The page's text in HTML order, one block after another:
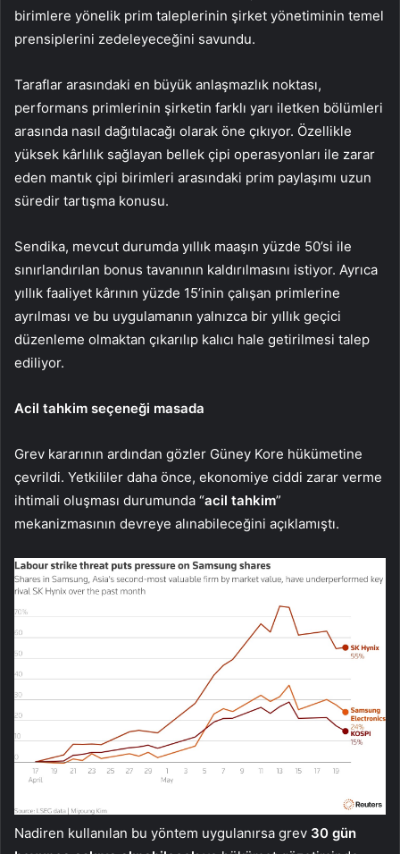
birimlere yönelik prim taleplerinin şirket yönetiminin temel
prensiplerini zedeleyeceğini savundu.
Taraflar arasındaki en büyük anlaşmazlık noktası,
performans primlerinin şirketin farklı yarı iletken bölümleri
arasında nasıl dağıtılacağı olarak öne çıkıyor. Özellikle
yüksek kârlılık sağlayan bellek çipi operasyonları ile zarar
eden mantık çipi birimleri arasındaki prim paylaşımı uzun
süredir tartışma konusu.
Sendika, mevcut durumda yıllık maaşın yüzde 50’si ile
sınırlandırılan bonus tavanının kaldırılmasını istiyor. Ayrıca
yıllık faaliyet kârının yüzde 15’inin çalışan primlerine
ayrılması ve bu uygulamanın yalnızca bir yıllık geçici
düzenleme olmaktan çıkarılıp kalıcı hale getirilmesi talep
ediliyor.
Acil tahkim seçeneği masada
Grev kararının ardından gözler Güney Kore hükümetine
çevrildi. Yetkililer daha önce, ekonomiye ciddi zarar verme
ihtimali oluşması durumunda “acil tahkim”
mekanizmasının devreye alınabileceğini açıklamıştı.
Nadiren kullanılan bu yöntem uygulanırsa grev 30 gün